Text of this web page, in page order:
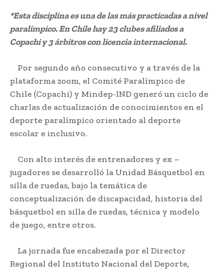
*Esta disciplina es una de las más practicadas a nivel
paralímpico. En Chile hay 23 clubes afiliados a
Copachi y 3 árbitros con licencia internacional.
Por segundo año consecutivo y a través de la
plataforma zoom, el Comité Paralímpico de
Chile (Copachi) y Mindep-IND generó un ciclo de
charlas de actualización de conocimientos en el
deporte paralímpico orientado al deporte
escolar e inclusivo.
Con alto interés de entrenadores y ex –
jugadores se desarrolló la Unidad Básquetbol en
silla de ruedas, bajo la temática de
conceptualización de discapacidad, historia del
básquetbol en silla de ruedas, técnica y modelo
de juego, entre otros.
La jornada fue encabezada por el Director
Regional del Instituto Nacional del Deporte,